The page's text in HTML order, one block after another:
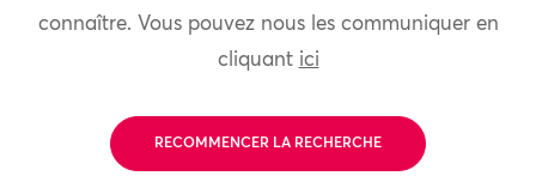
connaître. Vous pouvez nous les communiquer en
cliquant ici
RECOMMENCER LA RECHERCHE